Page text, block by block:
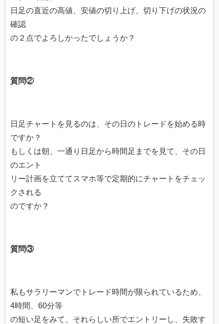
日足の直近の高値、安値の切り上げ、切り下げの状況の
確認
の２点でよろしかったでしょうか？
質問②
日足チャートを見るのは、その日のトレードを始める時
ですか？
もしくは朝、一通り日足から時間足までを見て、その日
のエント
リー計画を立ててスマホ等で定期的にチャートをチェッ
クされる
のですか？
質問③
私もサラリーマンでトレード時間が限られているため、
4時間、60分等
の短い足をみて、それらしい所でエントリーし、失敗す